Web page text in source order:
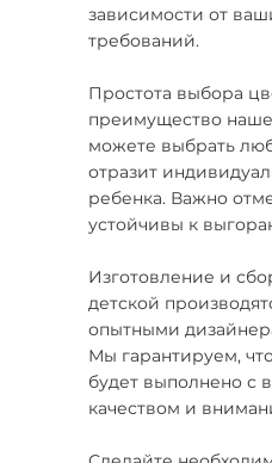
зависимости от
требований.
Простота выбора
преимущество
можете выбрать
отразит
ребенка. Важно
устойчивы к
Изготовление и
детской
опытными
Мы гарантируем,
будет выполнено с
качеством и